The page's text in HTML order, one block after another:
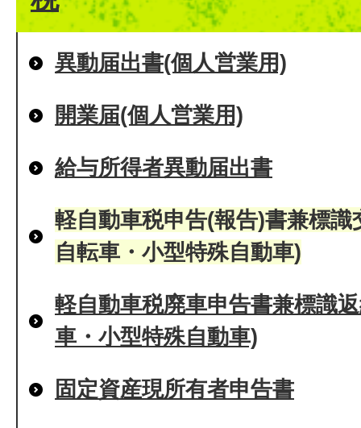
異動届出書(個人営業用)
開業届(個人営業用)
給与所得者異動届出書
軽自動車税申告(報告)書兼標
自転車・小型特殊自動車)
軽自動車税廃車申告書兼標識
車・小型特殊自動車)
固定資産現所有者申告書